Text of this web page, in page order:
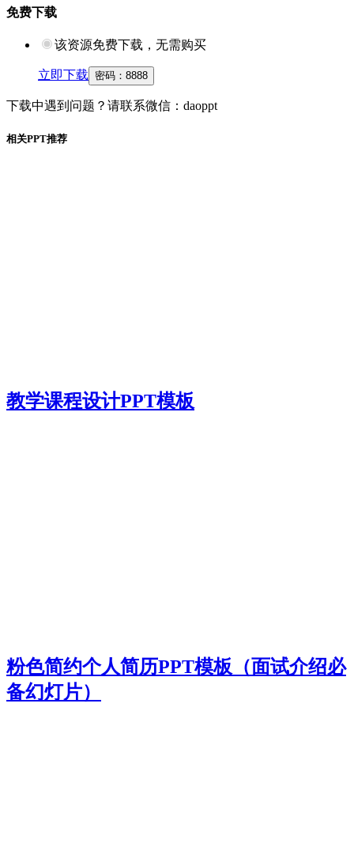
免费下载
该资源免费下载，无需购买
立即下载 密码： 8888
下载中遇到问题？请联系微信：daoppt
相关PPT推荐
教学课程设计PPT模板
粉色简约个人简历PPT模板（面试介绍必
备幻灯片）